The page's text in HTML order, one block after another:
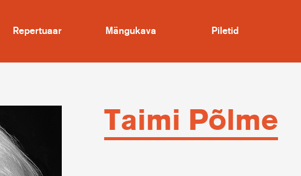
Repertuaar Mängukava Piletid
Taimi Põlme